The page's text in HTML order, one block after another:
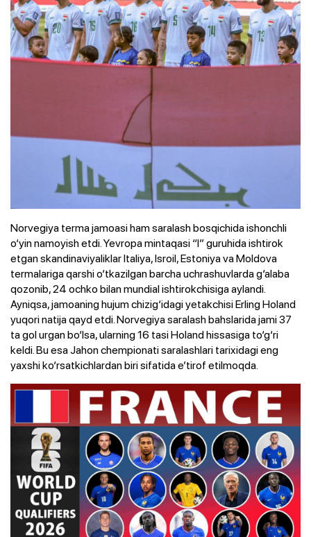
Norvegiya terma jamoasi ham saralash bosqichida ishonchli
o‘yin namoyish etdi. Yevropa mintaqasi “I” guruhida ishtirok
etgan skandinaviyaliklar Italiya, Isroil, Estoniya va Moldova
termalariga qarshi o‘tkazilgan barcha uchrashuvlarda g‘alaba
qozonib, 24 ochko bilan mundial ishtirokchisiga aylandi.
Ayniqsa, jamoaning hujum chizig‘idagi yetakchisi Erling Holand
yuqori natija qayd etdi. Norvegiya saralash bahslarida jami 37
ta gol urgan bo‘lsa, ularning 16 tasi Holand hissasiga to‘g‘ri
keldi. Bu esa Jahon chempionati saralashlari tarixidagi eng
yaxshi ko‘rsatkichlardan biri sifatida e’tirof etilmoqda.